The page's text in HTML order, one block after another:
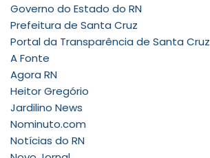
Governo do Estado do RN
Prefeitura de Santa Cruz
Portal da Transparência de Santa Cruz
A Fonte
Agora RN
Heitor Gregório
Jardilino News
Nominuto.com
Notícias do RN